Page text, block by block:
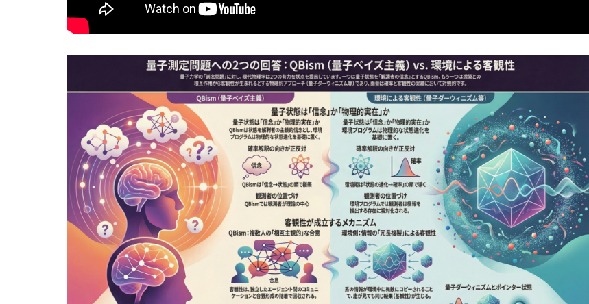
抽象語に残る「感覚の痕跡」とは？言語モデルと感覚モデルの性能を分ける境界を探る研究設計